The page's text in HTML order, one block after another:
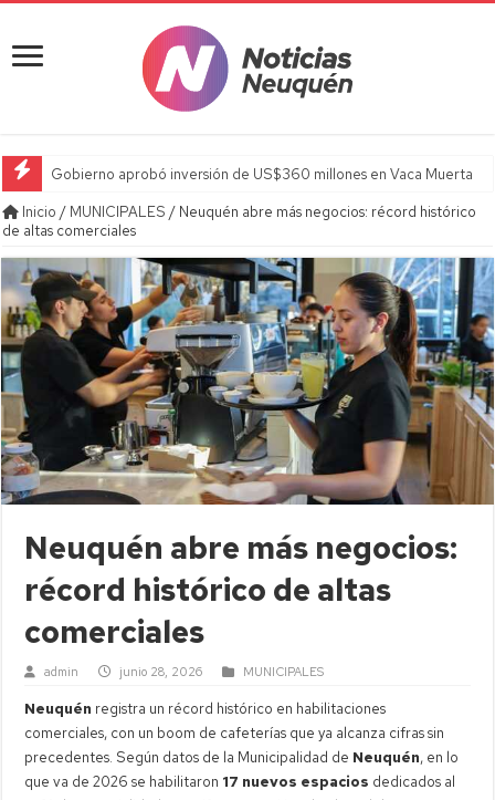
Gobierno aprobó inversión de US$360 millones en Vaca Muerta
Inicio / MUNICIPALES / Neuquén abre más negocios: récord histórico
de altas comerciales
Neuquén abre más negocios:
récord histórico de altas
comerciales
admin junio 28, 2026 MUNICIPALES
Neuquén registra un récord histórico en habilitaciones
comerciales, con un boom de cafeterías que ya alcanza cifras sin
precedentes. Según datos de la Municipalidad de Neuquén, en lo
que va de 2026 se habilitaron 17 nuevos espacios dedicados al